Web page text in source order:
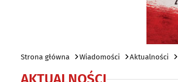
Strona główna Wiadomości Aktualności